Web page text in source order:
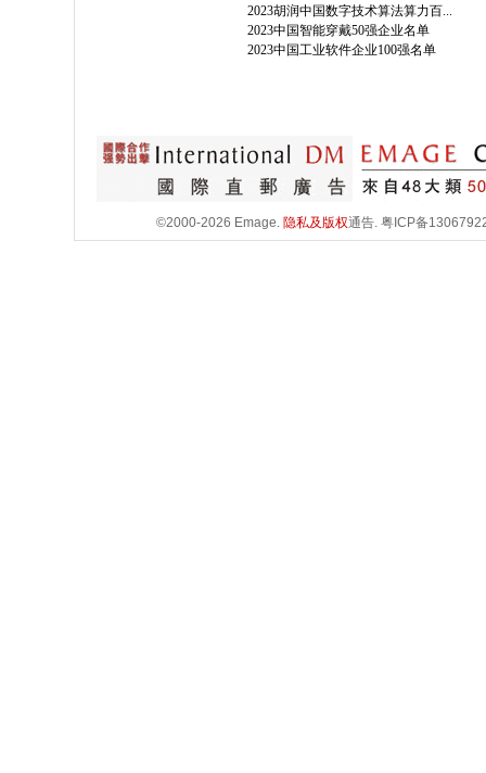
2023胡润中国数字技术算法算力百...
2023中国智能穿戴50强企业名单
2023中国工业软件企业100强名单
©2000-2026 Emage. 隐私及版权通告. 粤ICP备